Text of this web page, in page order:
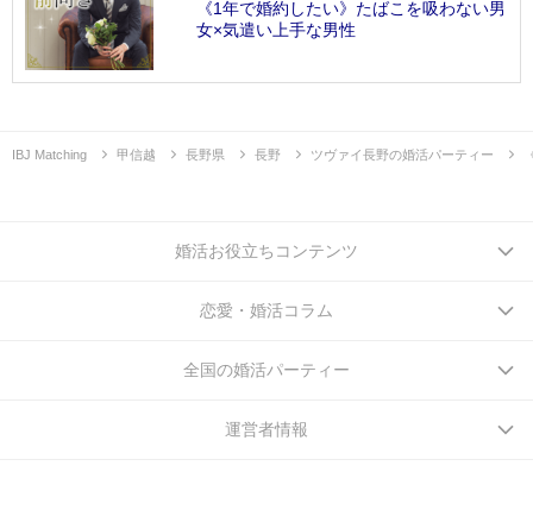
《1年で婚約したい》たばこを吸わない男
女×気遣い上手な男性
IBJ Matching 甲信越 長野県 長野 ツヴァイ長野の婚活パーティー
婚活お役立ちコンテンツ
恋愛・婚活コラム
全国の婚活パーティー
運営者情報